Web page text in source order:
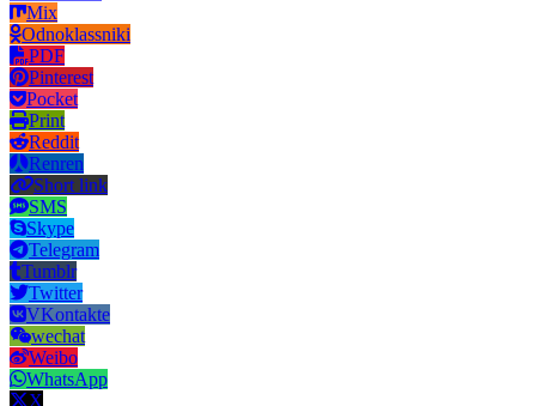
Mix
Odnoklassniki
PDF
Pinterest
Pocket
Print
Reddit
Renren
Short link
SMS
Skype
Telegram
Tumblr
Twitter
VKontakte
wechat
Weibo
WhatsApp
X